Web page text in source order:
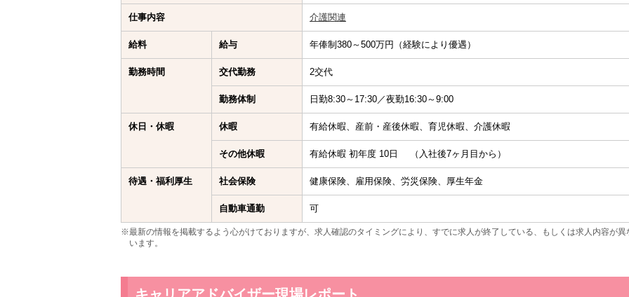
仕事内容 介護関連
給料 給与 年俸制380～500万円（経験により優遇）
勤務時間 交代勤務 2交代
勤務体制 日勤8:30～17:30／夜勤16:30～9:00
休日・休暇 休暇 有給休暇、産前・産後休暇、育児休暇、介護休暇
その他休暇 有給休暇 初年度 10日 （入社後7ヶ月目から）
待遇・福利厚生 社会保険 健康保険、雇用保険、労災保険、厚生年金
自動車通勤 可
※最新の情報を掲載するよう心がけておりますが、求人確認のタイミングにより、すでに求人が終了している、もしくは求人内容が
います。